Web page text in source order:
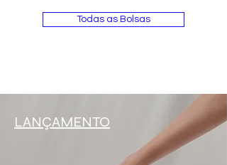
Todas as Bolsas
LANÇAMENTO